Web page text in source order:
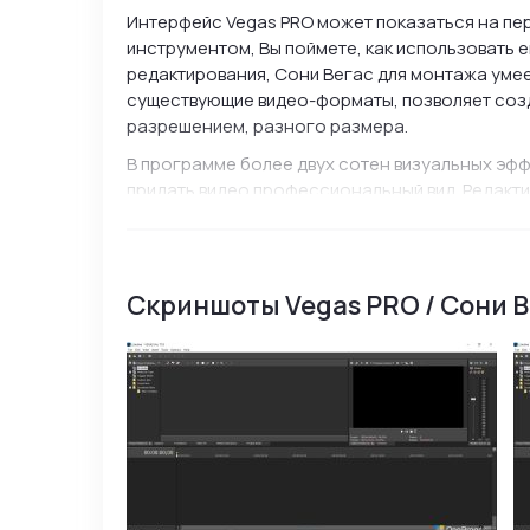
Интерфейс Vegas PRO может показаться на
инструментом, Вы поймете, как
редактирования, Сони Вегас для монтажа
существующие видео-форматы, позволяет
разрешением, разного размера.
В программе более двух сотен визуальных
придать видео профессиональный вид.
частоту кадров. В процессе работы, Вы
окончательной доработки и сглаживания
Основные возможности Vegas
Поддержка всех существующих видео-
Возможность записывать созданные
Возможность редактировать файлы
Объединение многих фрагментов в один
Скриншоты Vegas PRO / Сони